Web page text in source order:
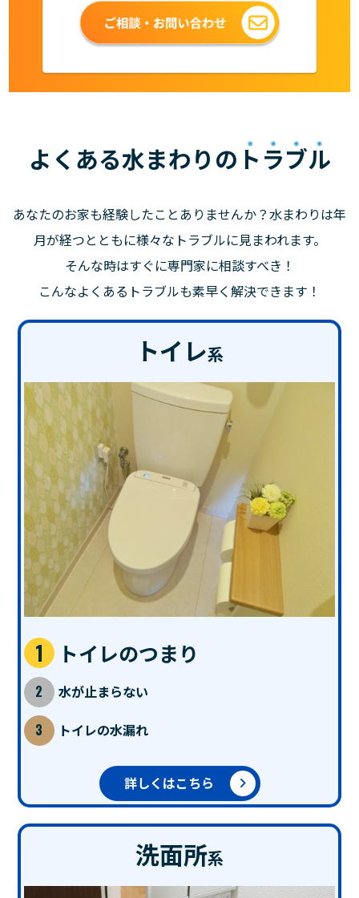
よくある水まわりの トラブル
あなたのお家も経験したことありませんか？水まわりは年
月が経つとともに様々なトラブルに見まわれます。
そんな時はすぐに専門家に相談すべき！
こんなよくあるトラブルも素早く解決できます！
トイレ系
トイレのつまり
水が止まらない
トイレの水漏れ
詳しくはこちら
洗面所系